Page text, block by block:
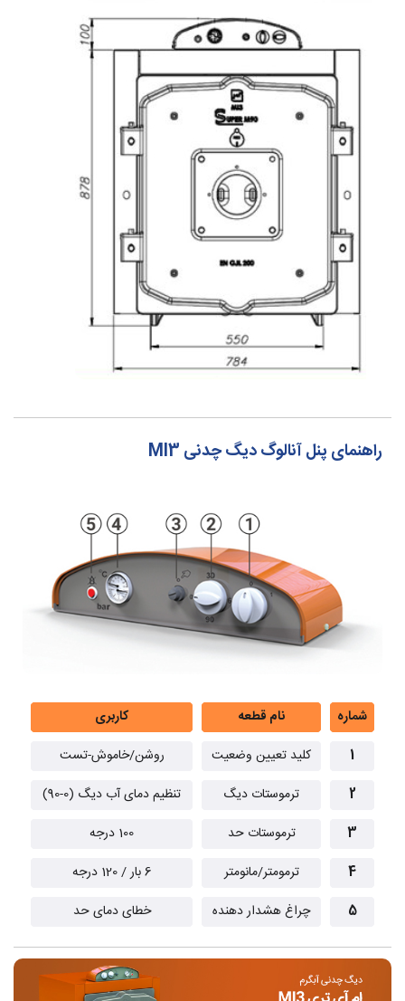
راهنمای پنل آنالوگ دیگ چدنی MI3
شماره نام قطعه
کاربری
1
کلید تعیین وضعیت
روشن/خاموش-تست
2
ترموستات دیگ
تنظیم دمای آب دیگ (0-90)
3
ترموستات حد
100 درجه
4
ترمومتر/مانومتر
6 بار / 120 درجه
5
چراغ هشدار دهنده خطای دمای حد